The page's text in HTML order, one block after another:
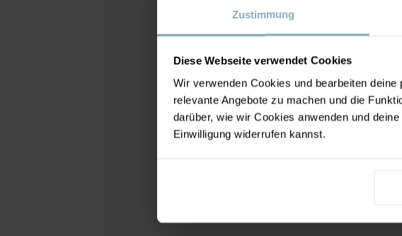
Zustimmung
Diese Webseite verwendet Cookies
Wir verwenden Cookies und bearbeiten
relevante Angebote zu machen und die
darüber, wie wir Cookies anwenden und
Einwilligung widerrufen kannst.